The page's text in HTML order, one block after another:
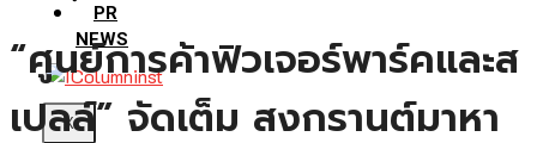
PR
NEWS
X
“ศูนย์การค้าฟิวเจอร์พาร์คและส
เปลล์” จัดเต็ม สงกรานต์มาหา